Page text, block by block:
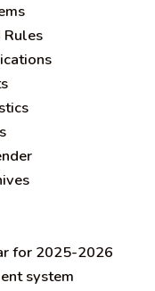
Rules
for 2025-2026
system